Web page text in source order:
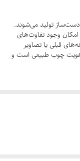
متحرکه و هر طور که
تولید می‌شوند.
وجود تفاوت‌های
قبلی یا تصاویر
هویت چوب طبیعی است و
طبیعی چوب هست